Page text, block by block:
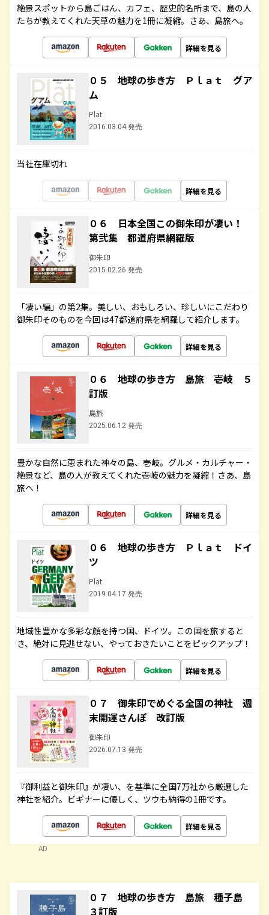
絶景スポットから島ごはん、カフェ、歴史的名所まで、島の人
たちが教えてくれた天草の魅力を1冊に凝縮。さあ、島旅へ。
詳細を見る
０５ 地球の歩き方 Ｐｌａｔ グア
ム
Plat
2016.03.04 発売
当社在庫切れ
詳細を見る
０６ 日本全国この御朱印が凄い！
第弐集 都道府県網羅版
御朱印
2015.02.26 発売
「凄い編」の第2集。美しい、おもしろい、珍しいにこだわり
御朱印そのものを今回は47都道府県を網羅して紹介します。
詳細を見る
０６ 地球の歩き方 島旅 壱岐 ５
訂版
島旅
2025.06.12 発売
豊かな自然に恵まれた神々の島、壱岐。グルメ・カルチャー・
絶景など、島の人が教えてくれた壱岐の魅力を凝縮！さあ、島
旅へ！
詳細を見る
０６ 地球の歩き方 Ｐｌａｔ ドイ
ツ
Plat
2019.04.17 発売
地域性豊かな多彩な顔を持つ国、ドイツ。この国を旅すると
き、絶対に見逃せない、やっておきたいことをピックアップ！
詳細を見る
０７ 御朱印でめぐる全国の神社 週
末開運さんぽ 改訂版
御朱印
2026.07.13 発売
『御利益と御朱印』が凄い、を基準に全国7万社から厳選した
神社を紹介。ビギナーに優しく、ツウも納得の1冊です。
詳細を見る
AD
０７ 地球の歩き方 島旅 種子島
３訂版